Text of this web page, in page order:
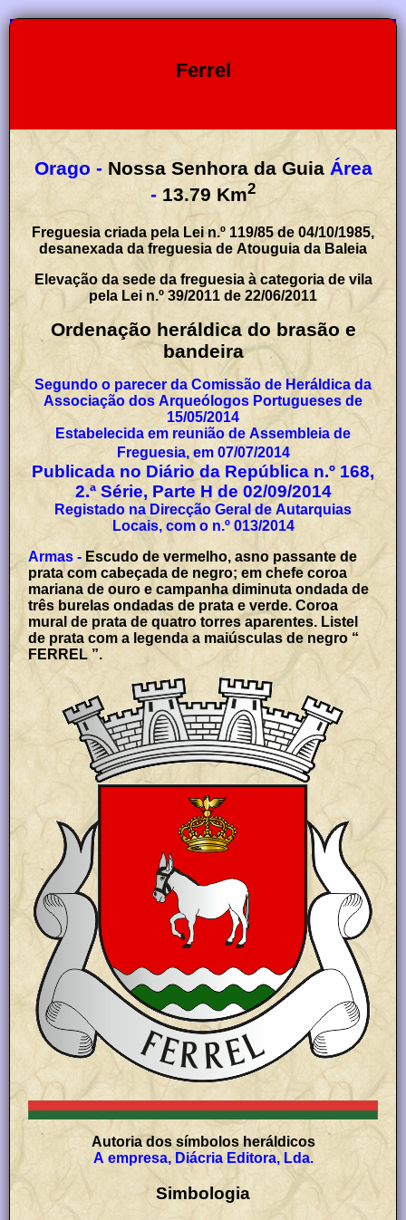
Ferrel
Orago - Nossa Senhora da Guia Área
- 13.79 Km2
Freguesia criada pela Lei n.º 119/85 de 04/10/1985,
desanexada da freguesia de Atouguia da Baleia
Elevação da sede da freguesia à categoria de vila
pela Lei n.º 39/2011 de 22/06/2011
Ordenação heráldica do brasão e
bandeira
Segundo o parecer da Comissão de Heráldica da
Associação dos Arqueólogos Portugueses de
15/05/2014
Estabelecida em reunião de Assembleia de
Freguesia, em 07/07/2014
Publicada no Diário da República n.º 168,
2.ª Série, Parte H de 02/09/2014
Registado na Direcção Geral de Autarquias
Locais, com o n.º 013/2014
Armas - Escudo de vermelho, asno passante de
prata com cabeçada de negro; em chefe coroa
mariana de ouro e campanha diminuta ondada de
três burelas ondadas de prata e verde. Coroa
mural de prata de quatro torres aparentes. Listel
de prata com a legenda a maiúsculas de negro “
FERREL ”.
Autoria dos símbolos heráldicos
A empresa, Diácria Editora, Lda.
Simbologia